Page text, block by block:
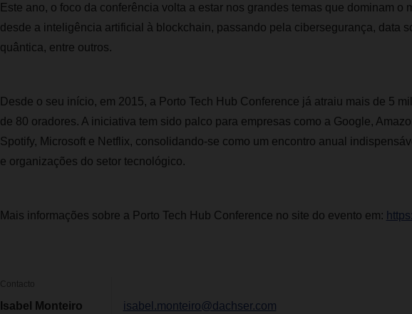
Este ano, o foco da conferência volta a estar nos grandes temas que dominam o
desde a inteligência artificial à blockchain, passando pela cibersegurança, data
quântica, entre outros.
Desde o seu início, em 2015, a Porto Tech Hub Conference já atraiu mais de 5
de 80 oradores. A iniciativa tem sido palco para empresas como a Google,
Spotify, Microsoft e Netflix, consolidando-se como um encontro anual
e organizações do setor tecnológico.
Mais informações sobre a Porto Tech Hub Conference no site do evento em:
Contacto
Isabel Monteiro isabel.monteiro@dachser.com